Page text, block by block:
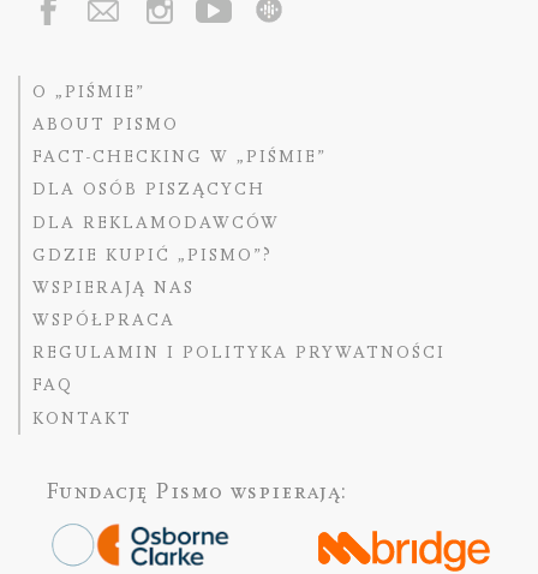
O „PIŚMIE”
ABOUT PISMO
FACT-CHECKING W „PIŚMIE”
DLA OSÓB PISZĄCYCH
DLA REKLAMODAWCÓW
GDZIE KUPIĆ „PISMO”?
WSPIERAJĄ NAS
WSPÓŁPRACA
REGULAMIN I POLITYKA PRYWATNOŚCI
FAQ
KONTAKT
Fundację Pismo wspierają: